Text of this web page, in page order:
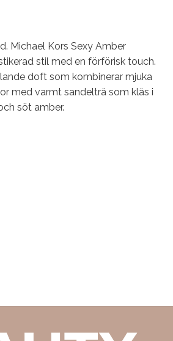
Michael Kors Sexy Amber
stil med en förförisk touch.
doft som kombinerar mjuka
med varmt sandelträ som kläs i
söt amber.